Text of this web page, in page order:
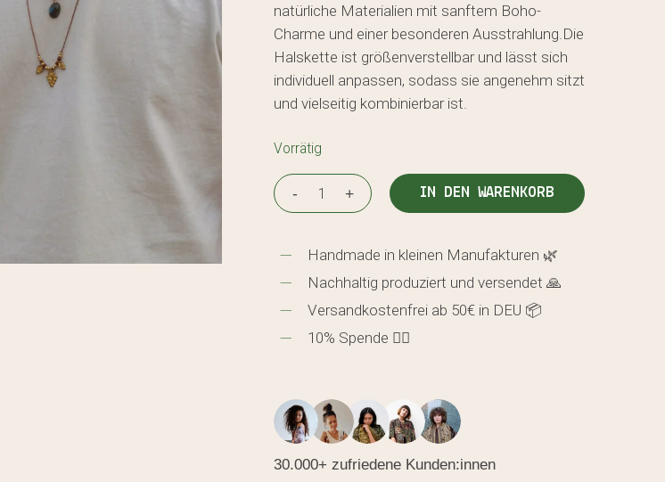
natürliche Materialien mit sanftem Boho-
Charme und einer besonderen Ausstrahlung.Die
Halskette ist größenverstellbar und lässt sich
individuell anpassen, sodass sie angenehm sitzt
und vielseitig kombinierbar ist.
Vorrätig
IN DEN WARENKORB
Handmade in kleinen Manufakturen 🌿
Nachhaltig produziert und versendet 🙏
Versandkostenfrei ab 50€ in DEU 📦
10% Spende 🖐🏼
30.000+ zufriedene Kunden:innen